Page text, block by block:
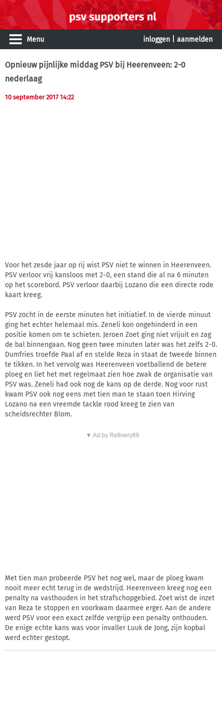
Menu inloggen aanmelden
Opnieuw pijnlijke middag PSV bij Heerenveen: 2-0
nederlaag
10 september 2017 14:22
Voor het zesde jaar op rij wist PSV niet te winnen in Heerenveen.
PSV verloor vrij kansloos met 2-0, een stand die al na 6 minuten
op het scorebord. PSV verloor daarbij Lozano die een directe rode
kaart kreeg.
PSV zocht in de eerste minuten het initiatief. In de vierde minuut
ging het echter helemaal mis. Zeneli kon ongehinderd in een
positie komen om te schieten. Jeroen Zoet ging niet vrijuit en zag
de bal binnengaan. Nog geen twee minuten later was het zelfs 2-0.
Dumfries troefde Paal af en stelde Reza in staat de tweede binnen
te tikken. In het vervolg was Heerenveen voetballend de betere
ploeg en liet het met regelmaat zien hoe zwak de organisatie van
PSV was. Zeneli had ook nog de kans op de derde. Nog voor rust
kwam PSV ook nog eens met tien man te staan toen Hirving
Lozano na een vreemde tackle rood kreeg te zien van
scheidsrechter Blom.
▼ Ad by Refinery89
Met tien man probeerde PSV het nog wel, maar de ploeg kwam
nooit meer echt terug in de wedstrijd. Heerenveen kreeg nog een
penalty na vasthouden in het strafschopgebied. Zoet wist de inzet
van Reza te stoppen en voorkwam daarmee erger. Aan de andere
werd PSV voor een exact zelfde vergrijp een penalty onthouden.
De enige echte kans was voor invaller Luuk de Jong, zijn kopbal
werd echter gestopt.